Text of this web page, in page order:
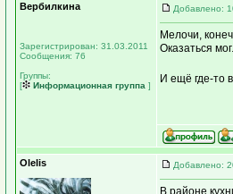
Вербилкина
Зарегистрирован: 31.03.2011
Сообщения: 76
Группы:
[
Информационная группа ]
Добавлено:
Мелочи,
Оказаться
И ещё где-то
Olelis Добавлено:
В районе